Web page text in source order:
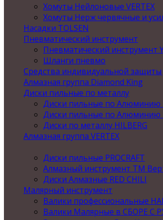
Хомуты Нейлоновые VERTEX
Хомуты Нерж червячные и
Насадки TOLSEN
Пневматический инструмент
Пневматический инструмент
Шланги пневмо
Средства индивидуальной защиты
Алмазная группа Diamond King
Диски пильные по металлу
Диски пильные по Алюминию
Диски пильные по Алюминию
Диски по металлу HILBERG
Алмазная группа VERTEX
Диски пильные PROCRAFT
Алмазный инструмент ТМ
Диски Алмазные RED CHILI
Малярный инструмент
Валики профессиональные
Валики Малярные в СБОРЕ С